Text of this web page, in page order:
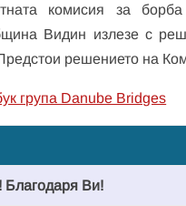
комисия за
Видин излезе с
решението на
група Danube Bridges
Благодаря Ви!